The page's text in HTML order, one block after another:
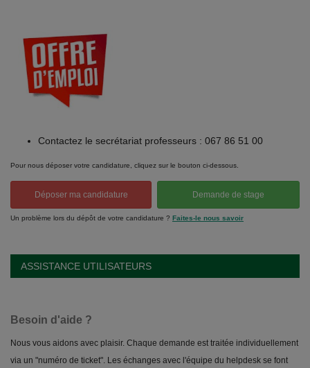
Contactez le secrétariat professeurs : 067 86 51 00
Pour nous déposer votre candidature, cliquez sur le bouton ci-dessous.
Déposer ma candidature Demande de stage
Un problème lors du dépôt de votre candidature ? Faites-le nous savoir
ASSISTANCE UTILISATEURS
Besoin d'aide ?
Nous vous aidons avec plaisir. Chaque demande est traitée individuellement
via un "numéro de ticket". Les échanges avec l'équipe du helpdesk se font